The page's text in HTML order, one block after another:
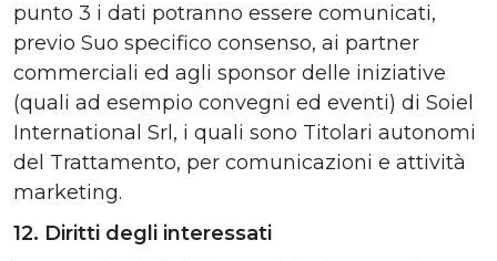
punto 3 i dati potranno essere comunicati,
previo Suo specifico consenso, ai partner
commerciali ed agli sponsor delle iniziative
(quali ad esempio convegni ed eventi) di Soiel
International Srl, i quali sono Titolari autonomi
del Trattamento, per comunicazioni e attività
marketing.
12. Diritti degli interessati